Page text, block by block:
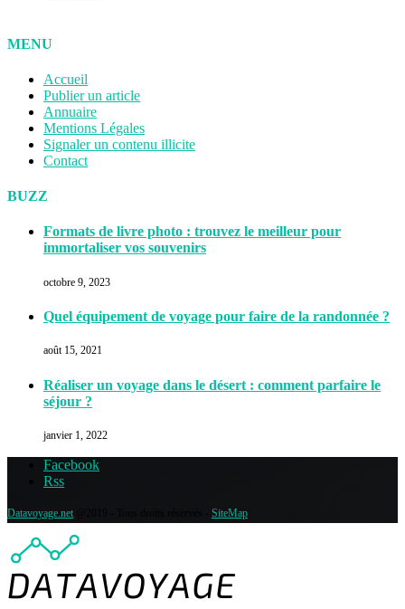
MENU
Accueil
Publier un article
Annuaire
Mentions Légales
Signaler un contenu illicite
Contact
BUZZ
Formats de livre photo : trouvez le meilleur pour
immortaliser vos souvenirs
octobre 9, 2023
Quel équipement de voyage pour faire de la randonnée ?
août 15, 2021
Réaliser un voyage dans le désert : comment parfaire le
séjour ?
janvier 1, 2022
Facebook
Rss
Datavoyage.net SiteMap